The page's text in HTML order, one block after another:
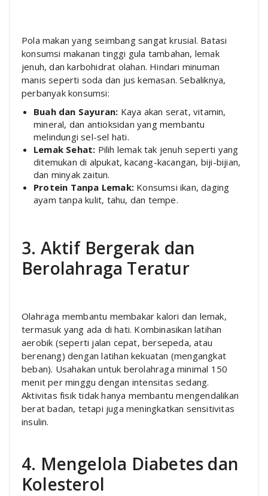
Pola makan yang seimbang sangat krusial. Batasi
konsumsi makanan tinggi gula tambahan, lemak
jenuh, dan karbohidrat olahan. Hindari minuman
manis seperti soda dan jus kemasan. Sebaliknya,
perbanyak konsumsi:
Buah dan Sayuran: Kaya akan serat, vitamin,
mineral, dan antioksidan yang membantu
melindungi sel-sel hati.
Lemak Sehat: Pilih lemak tak jenuh seperti yang
ditemukan di alpukat, kacang-kacangan, biji-bijian,
dan minyak zaitun.
Protein Tanpa Lemak: Konsumsi ikan, daging
ayam tanpa kulit, tahu, dan tempe.
3. Aktif Bergerak dan
Berolahraga Teratur
Olahraga membantu membakar kalori dan lemak,
termasuk yang ada di hati. Kombinasikan latihan
aerobik (seperti jalan cepat, bersepeda, atau
berenang) dengan latihan kekuatan (mengangkat
beban). Usahakan untuk berolahraga minimal 150
menit per minggu dengan intensitas sedang.
Aktivitas fisik tidak hanya membantu mengendalikan
berat badan, tetapi juga meningkatkan sensitivitas
insulin.
4. Mengelola Diabetes dan
Kolesterol